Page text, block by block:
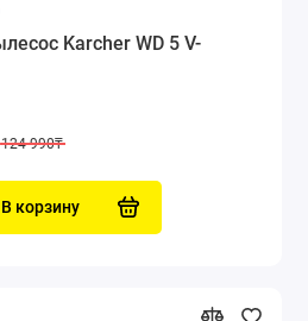
Karcher WD 5 V-
124 990₸
В корзину